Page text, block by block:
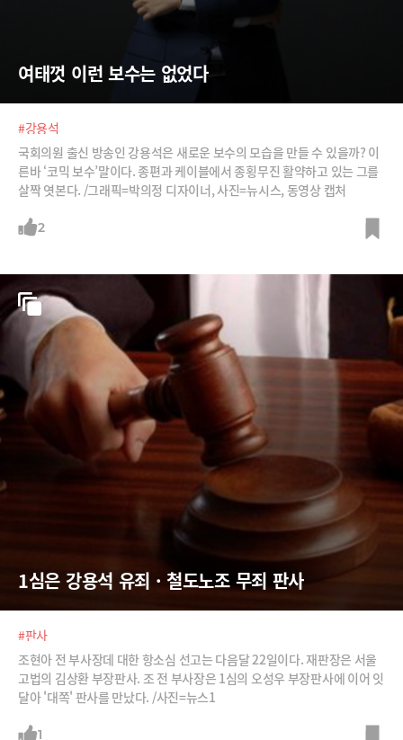
여태껏 이런 보수는 없었다
#강용석
국회의원 출신 방송인 강용석은 새로운 보수의 모습을 만들 수 있을까? 이
른바 ‘코믹 보수’말이다. 종편과 케이블에서 종횡무진 활약하고 있는 그를
살짝 엿본다. /그래픽=박의정 디자이너, 사진=뉴시스, 동영상 캡처
2
1심은 강용석 유죄 · 철도노조 무죄 판사
#판사
조현아 전 부사장데 대한 항소심 선고는 다음달 22일이다. 재판장은 서울
고법의 김상환 부장판사. 조 전 부사장은 1심의 오성우 부장판사에 이어 잇
달아 '대쪽' 판사를 만났다. /사진=뉴스1
1